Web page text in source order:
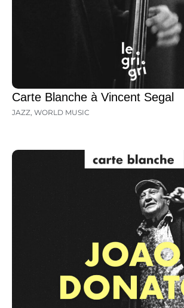
Carte Blanche à Vincent Segal
JAZZ, WORLD MUSIC